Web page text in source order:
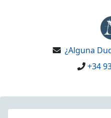
¿Alguna
+34